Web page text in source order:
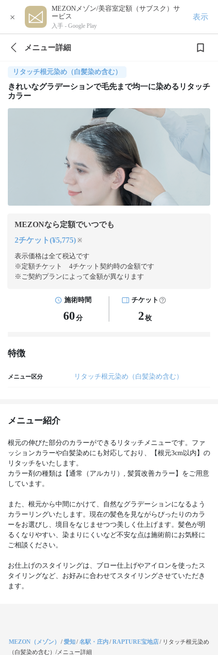
×
MEZONメゾン/美容室定額（サブスク）サ
ービス
入手 - Google Play
表示
メニュー詳細
リタッチ根元染め（白髪染め含む）
きれいなグラデーションで毛先まで均一に染めるリタッチ
カラー
MEZONなら定額でいつでも
2チケット(¥5,775) ※
表示価格は全て税込です
※定額チケット 4チケット契約時の金額です
※ご契約プランによって金額が異なります
施術時間
60 分
チケット
2 枚
特徴
メニュー区分 リタッチ根元染め（白髪染め含む）
メニュー紹介
根元の伸びた部分のカラーができるリタッチメニューです。ファ
ッションカラーや白髪染めにも対応しており、【根元3cm以内】の
リタッチをいたします。
カラー剤の種類は【通常（アルカリ）, 髪質改善カラー】をご用意
しています。
また、根元から中間にかけて、自然なグラデーションになるよう
カラーリングいたします。現在の髪色を見ながらぴったりのカラ
ーをお選びし、境目をなじませつつ美しく仕上げます。髪色が明
るくなりやすい、染まりにくいなど不安な点は施術前にお気軽に
ご相談ください。
お仕上げのスタイリングは、ブロー仕上げやアイロンを使ったス
タイリングなど、お好みに合わせてスタイリングさせていただき
ます。
MEZON（メゾン） /愛知/名駅・庄内/RAPTURE宝地店/ リタッチ根元染め
（白髪染め含む）/メニュー詳細